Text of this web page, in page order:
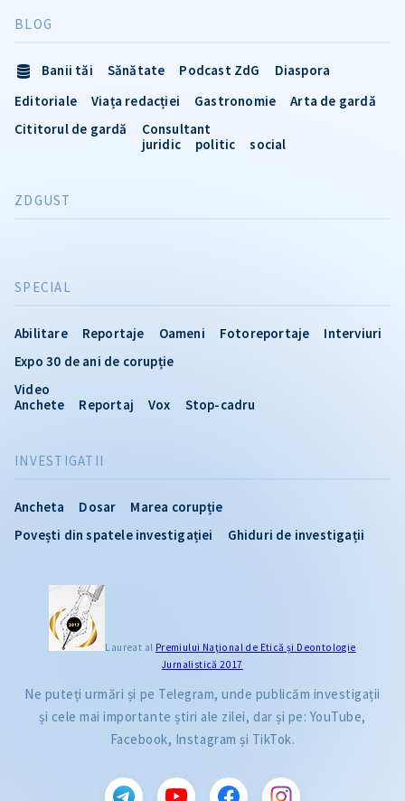
INVESTIGATII
Ancheta Dosar
Marea corupție
Povești din spatele investigației
Ghiduri de investigații
SPECIAL
Abilitare Reportaje Oameni Fotoreportaje
Interviuri
Expo 30 de ani de corupție
Video
Anchete
Reportaj Vox Stop-cadru
BLOG
Banii tăi Sănătate Podcast ZdG
Diaspora
Editoriale
Viața redacției Gastronomie
Arta de gardă
Cititorul de gardă
Consultant
juridic
politic social
ZDGUST
Laureat al Premiului Naţional de Etică și Deontologie
Jurnalistică 2017
Ne puteți urmări și pe Telegram, unde publicăm investigații
și cele mai importante știri ale zilei, dar și pe: YouTube,
Facebook, Instagram și TikTok.